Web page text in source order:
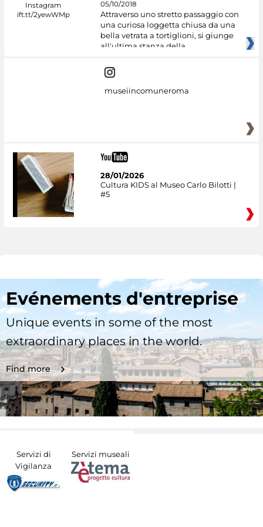
05/10/2018
Attraverso uno stretto passaggio con
una curiosa loggetta chiusa da una
bella vetrata a tortiglioni, si giunge
all'ultima stanza della
museiincomuneroma
28/01/2026
Cultura KIDS al Museo Carlo Bilotti |
#5
Evénements d'entreprise
Unique events in some of the most
extraordinary places in the world.
Find more
Servizi di
Vigilanza
Servizi museali